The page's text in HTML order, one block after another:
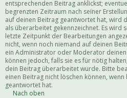
entsprechenden Beitrag anklickst;
begrenzten Zeitraum nach seiner
auf deinen Beitrag geantwortet hat, wird
als überarbeitet gekennzeichnet. Es wird
letzte Zeitpunkt der Bearbeitungen
nicht, wenn noch niemand auf deinen
ein Administrator oder Moderator
können jedoch, falls sie es für nötig
dein Beitrag überarbeitet wurde. Bitte
einen Beitrag nicht löschen können,
geantwortet hat.
Nach oben